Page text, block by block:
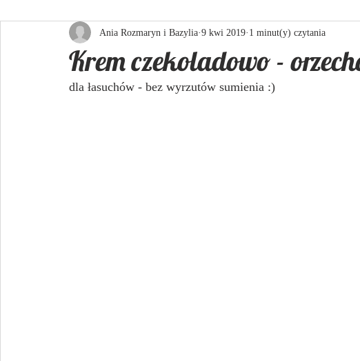
Tapas / Antipasti Zupy Aktualności Pasty i dipy
Krem czekoladowo -
Ania Rozmaryn i Bazylia 9 kwi 2019 1 minut(y) czytania
dla łasuchów - bez wyrzutów sumienia :)